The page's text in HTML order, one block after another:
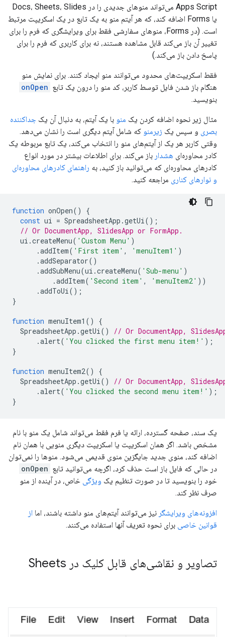
Apps Script می‌تواند منوهای جدیدی را در Docs، Sheets، Slides
یا Forms اضافه کند، که هر آیتم منو به یک تابع در یک اسکریپت مرتبط
است. (در Forms، منوهای سفارشی فقط برای ویرایشگری که فرم را برای
تغییر آن باز می‌کند قابل مشاهده هستند، نه برای کاربری که فرم را برای
پاسخ دادن باز می‌کند.)
فقط اسکریپت‌های محدود می‌توانند منو ایجاد کنند. برای نمایش منو
هنگام باز شدن فایل توسط کاربر، کد منو را درون یک تابع onOpen
بنویسید.
مثال زیر نحوه اضافه کردن یک منو با یک آیتم، به دنبال آن یک جداکننده
بصری و سپس یک زیرمنو که شامل آیتم دیگری است را نشان می‌دهد.
وقتی کاربر هر یک از آیتم‌های منو را انتخاب می‌کند، یک تابع مربوطه یک
کادر محاوره‌ای هشدار باز می‌کند. برای اطلاعات بیشتر در مورد انواع
کادرهای محاوره‌ای که می‌توانید باز کنید، به راهنمای کادرهای محاوره‌ای
و نوارهای کناری مراجعه کنید.
function onOpen()
{
const ui = SpreadsheetApp .getUi();
// Or DocumentApp, SlidesApp or FormApp.
ui .createMenu( 'Custom Menu' )
.addItem( 'First item' , 'menuItem1' )
.addSeparator()
.addSubMenu(ui .createMenu( 'Sub-menu' )
.addItem( 'Second item' , 'menuItem2' ))
.addToUi();
}
function menuItem1 ()
{
SpreadsheetApp .getUi()
// Or DocumentApp,
.alert( 'You clicked the first menu item!' );
}
function menuItem2()
{
SpreadsheetApp .getUi()
// Or DocumentApp,
.alert( 'You clicked the second menu item!' );
}
یک سند، صفحه گسترده، ارائه یا فرم فقط می‌تواند شامل یک منو با نام
مشخص باشد. اگر همان اسکریپت یا اسکریپت دیگری منویی با همان نام
اضافه کند، منوی جدید جایگزین منوی قدیمی می‌شود. منوها را نمی‌توان
در حالی که فایل باز است حذف کرد، اگرچه می‌توانید تابع onOpen
خود را بنویسید تا در صورت تنظیم یک ویژگی خاص، در آینده از منو
صرف نظر کند.
افزونه‌های ویرایشگر نیز می‌توانند آیتم‌های منو داشته باشند، اما از
قوانین خاصی برای نحوه تعریف آنها استفاده می‌کنند.
تصاویر و نقاشی‌های قابل کلیک در Sheets